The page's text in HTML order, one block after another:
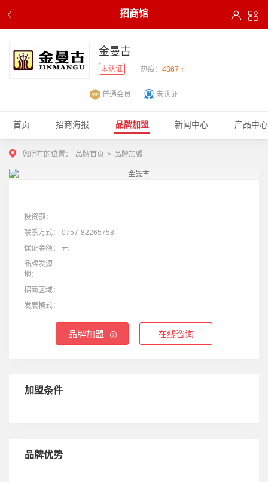
招商馆
金曼古
未认证 热度： 4367 ↑
普通会员 未认证
首页 招商海报 品牌加盟 新闻中心 产品中心
您所在的位置： 品牌首页 > 品牌加盟
投资额：
联系方式：
0757-82265758
保证金额：
元
品牌发源
地：
招商区域：
发展模式：
品牌加盟 在线咨询
加盟条件
品牌优势